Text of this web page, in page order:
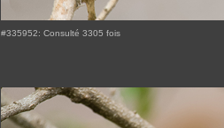
#335952: Consulté 3305 fois